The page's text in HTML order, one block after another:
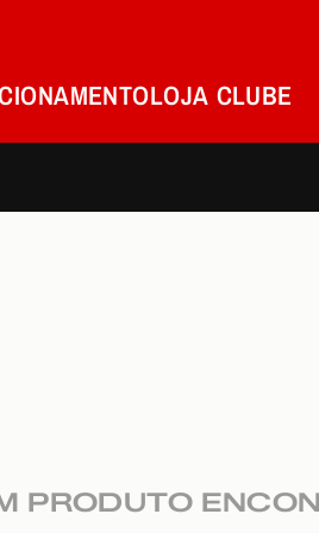
LOJA CLUBE
PRODUTO